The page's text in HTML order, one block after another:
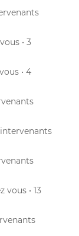
• 3
• 4
intervenants
vous • 13